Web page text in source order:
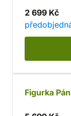
2 699 Kč
Figurka